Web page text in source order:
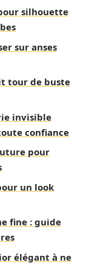
silhouette
sur anses
tour de buste
invisible
confiance
pour
un look
fine : guide
élégant à ne